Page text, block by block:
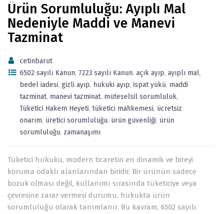
Ürün Sorumluluğu: Ayıplı Mal
Nedeniyle Maddi ve Manevi
Tazminat
cetinbarut
6502 sayılı Kanun, 7223 sayılı Kanun, açık ayıp, ayıplı mal,
bedel iadesi, gizli ayıp, hukuki ayıp, ispat yükü, maddi
tazminat, manevi tazminat, müteselsil sorumluluk,
Tüketici Hakem Heyeti, tüketici mahkemesi, ücretsiz
onarım, üretici sorumluluğu, ürün güvenliği, ürün
sorumluluğu, zamanaşımı
Tüketici hukuku, modern ticaretin en dinamik ve bireyi
koruma odaklı alanlarından biridir. Bir ürünün sadece
bozuk olması değil, kullanımı sırasında tüketiciye veya
çevresine zarar vermesi durumu, hukukta ürün
sorumluluğu olarak tanımlanır. Bu kavram, 6502 sayılı